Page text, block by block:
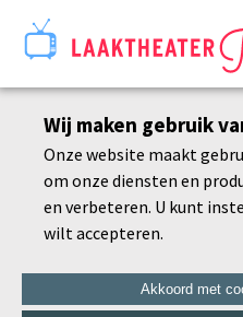
Wij maken gebruik
Onze website maakt
om onze diensten en
en verbeteren. U kunt
wilt accepteren.
Akkoord met
Bekijk
Agenda
De